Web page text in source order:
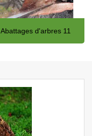
Abattages d'arbres 11